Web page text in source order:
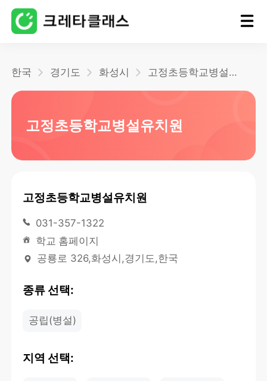
한국 경기도 화성시 고정초등학교병설유치원
고정초등학교병설유치원
고정초등학교병설유치원
031-357-1322
학교 홈페이지
공룡로 326,화성시,경기도,한국
종류 선택:
공립(병설)
지역 선택: